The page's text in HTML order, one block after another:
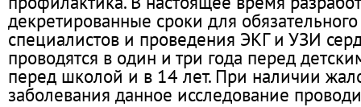
декретированные сроки для
специалистов и проведения ЭКГ и УЗИ
проводятся в один и три года перед
перед школой и в 14 лет. При наличии
заболевания данное исследование